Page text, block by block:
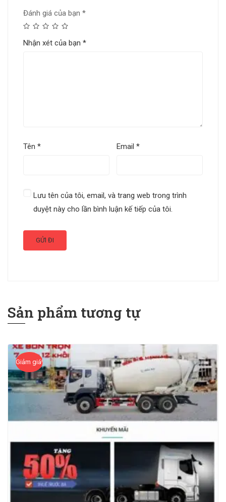
Đánh giá của bạn *
Nhận xét của bạn *
Tên * Email*
Lưu tên của tôi, email, và trang web trong trình
duyệt này cho lần bình luận kế tiếp của tôi.
Sản phẩm tương tự
Giảm giá!